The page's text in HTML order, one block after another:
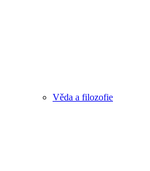
Věda a filozofie